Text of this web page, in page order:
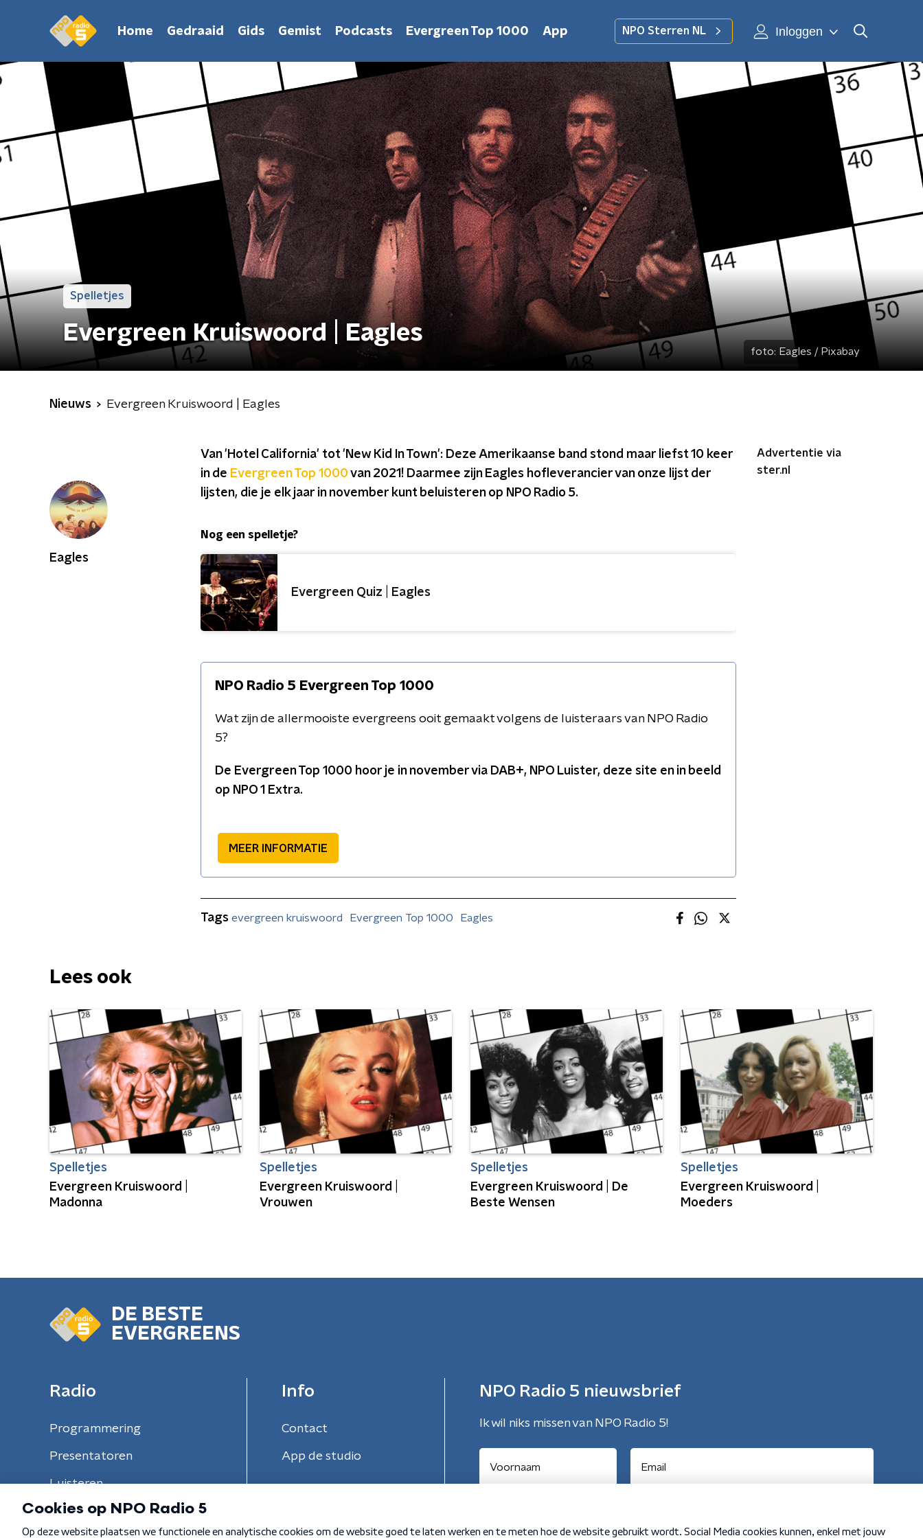
Home Gedraaid Gids Gemist Podcasts Evergreen Top 1000 App NPO Sterren NL Inloggen
Spelletjes
Evergreen Kruiswoord | Eagles
foto: Eagles / Pixabay
Nieuws Evergreen Kruiswoord | Eagles
Van 'Hotel California' tot 'New Kid In Town': Deze Amerikaanse band stond maar liefst 10 keer
in de Evergreen Top 1000van 2021! Daarmee zijn Eagles hofleverancier van onze lijst der
lijsten, die je elk jaar in november kunt beluisteren op NPO Radio 5.
Nog een spelletje?
Evergreen Quiz | Eagles
NPO Radio 5 Evergreen Top 1000
Wat zijn de allermooiste evergreens ooit gemaakt volgens de luisteraars van NPO Radio
5?
De Evergreen Top 1000 hoor je in november via DAB+, NPO Luister, deze site en in beeld
op NPO 1 Extra.
MEER INFORMATIE
Advertentie via
ster.nl
Eagles
Tags evergreen kruiswoord Evergreen Top 1000 Eagles
Lees ook
Spelletjes
Evergreen Kruiswoord |
Madonna
Spelletjes
Evergreen Kruiswoord |
Vrouwen
Spelletjes
Evergreen Kruiswoord | De
Beste Wensen
Spelletjes
Evergreen Kruiswoord |
Moeders
DE BESTE
EVERGREENS
Radio
Programmering
Presentatoren
Luisteren
Info
Contact
App de studio
NPO Radio 5 nieuwsbrief
Ik wil niks missen van NPO Radio 5!